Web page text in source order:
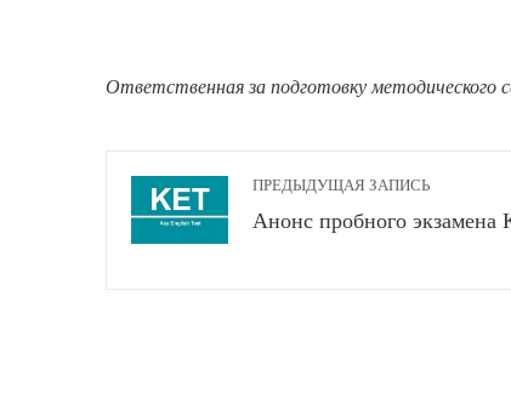
Ответственная за подготовку методического
ПРЕДЫДУЩАЯ ЗАПИСЬ
Анонс пробного экзамена